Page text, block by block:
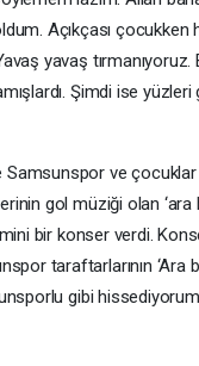
Açıkçası çocukken
yavaş
Şimdi ise
ve
gol müziği olan ‘ara
bir konser verdi.
taraftarlarının ‘Ara
gibi